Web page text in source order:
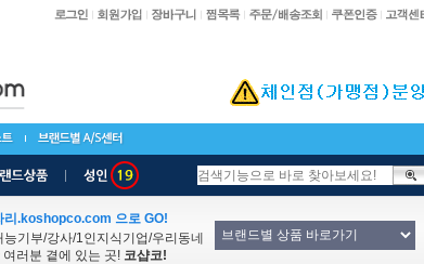
리.koshopco.com 으로 GO!
능기부/강사/1인지식기업/우리동네
러분 곁에 있는 곳! 코샵코!